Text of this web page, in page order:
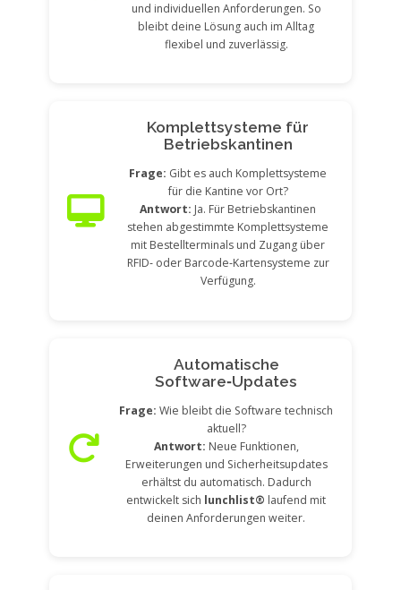
und individuellen Anforderungen. So
bleibt deine Lösung auch im Alltag
flexibel und zuverlässig.
Komplettsysteme für
Betriebskantinen
Frage: Gibt es auch Komplettsysteme
für die Kantine vor Ort?
Antwort: Ja. Für Betriebskantinen
stehen abgestimmte Komplettsysteme
mit Bestellterminals und Zugang über
RFID‑ oder Barcode‑Kartensysteme zur
Verfügung.
Automatische
Software‑Updates
Frage: Wie bleibt die Software technisch
aktuell?
Antwort: Neue Funktionen,
Erweiterungen und Sicherheitsupdates
erhältst du automatisch. Dadurch
entwickelt sich lunchlist® laufend mit
deinen Anforderungen weiter.